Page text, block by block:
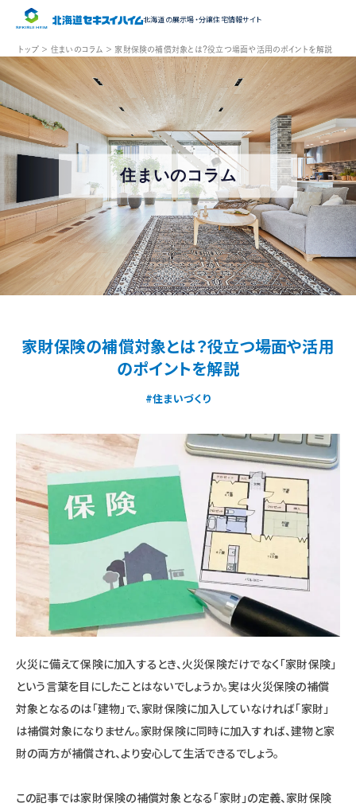
北海道の展示場・分譲住宅情報サイト
トップ ＞ 住まいのコラム ＞ 家財保険の補償対象とは？役立つ場面や活用のポイントを解説
住まいのコラム
家財保険の補償対象とは？役立つ場面や活用
のポイントを解説
#住まいづくり
火災に備えて保険に加入するとき、火災保険だけでなく「家財保険」
という言葉を目にしたことはないでしょうか。実は火災保険の補償
対象となるのは「建物」で、家財保険に加入していなければ「家財」
は補償対象になりません。家財保険に同時に加入すれば、建物と家
財の両方が補償され、より安心して生活できるでしょう。
この記事では家財保険の補償対象となる「家財」の定義、家財保険